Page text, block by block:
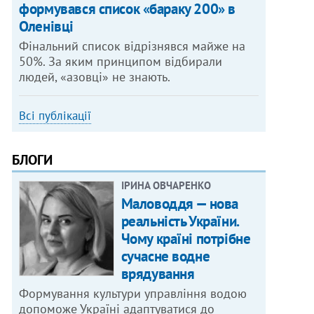
формувався список «бараку 200» в
Оленівці
Фінальний список відрізнявся майже на
50%. За яким принципом відбирали
людей, «азовці» не знають.
Всі публікації
БЛОГИ
ІРИНА ОВЧАРЕНКО
Маловоддя — нова
реальність України.
Чому країні потрібне
сучасне водне
врядування
Формування культури управління водою
допоможе Україні адаптуватися до